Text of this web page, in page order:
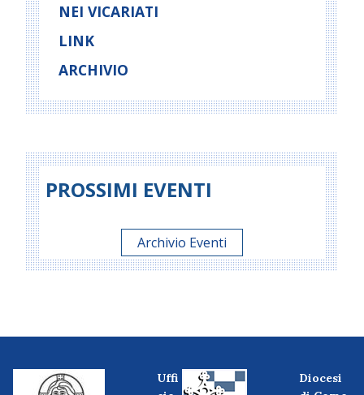
NEI VICARIATI
LINK
ARCHIVIO
PROSSIMI EVENTI
Archivio Eventi
Uffi
Diocesi